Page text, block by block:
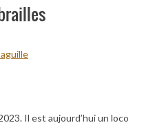
Il est aujourd’hui un loco